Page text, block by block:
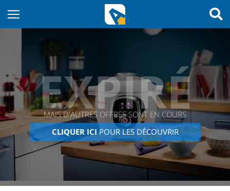
EXPIRÉ
MAIS D'AUTRES OFFRES SONT EN COURS
CLIQUER ICIPOUR LES DÉCOUVRIR